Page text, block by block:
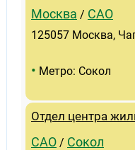
Москва / САО
125057 Москва,
• Метро: Сокол
Отдел центра
САО / Сокол